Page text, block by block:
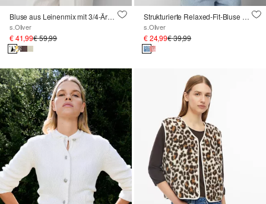
Bluse aus Leinenmix mit 3/4-Ärmeln
s.Oliver
€ 41,99€ 59,99
Strukturierte Relaxed-Fit-Bluse mit Raffungen und Raglanärmeln
s.Oliver
€ 24,99€ 39,99